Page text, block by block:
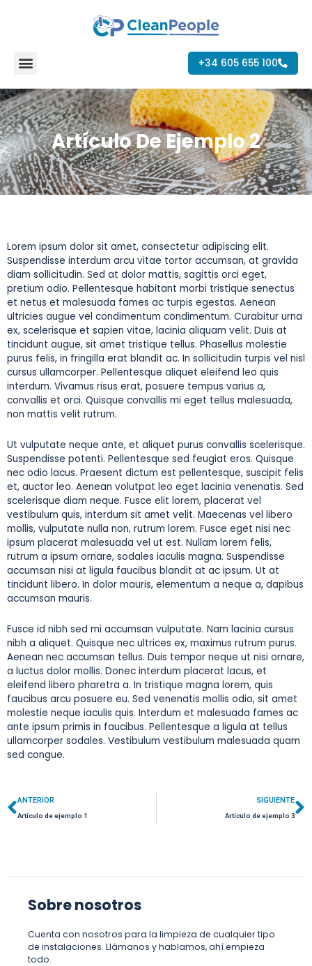
+34 605 655 100
Artículo De Ejemplo 2
Lorem ipsum dolor sit amet, consectetur adipiscing elit.
Suspendisse interdum arcu vitae tortor accumsan, at gravida
diam sollicitudin. Sed at dolor mattis, sagittis orci eget,
pretium odio. Pellentesque habitant morbi tristique senectus
et netus et malesuada fames ac turpis egestas. Aenean
ultricies augue vel condimentum condimentum. Curabitur urna
ex, scelerisque et sapien vitae, lacinia aliquam velit. Duis at
tincidunt augue, sit amet tristique tellus. Phasellus molestie
purus felis, in fringilla erat blandit ac. In sollicitudin turpis vel nisl
cursus ullamcorper. Pellentesque aliquet eleifend leo quis
interdum. Vivamus risus erat, posuere tempus varius a,
convallis et orci. Quisque convallis mi eget tellus malesuada,
non mattis velit rutrum.
Ut vulputate neque ante, et aliquet purus convallis scelerisque.
Suspendisse potenti. Pellentesque sed feugiat eros. Quisque
nec odio lacus. Praesent dictum est pellentesque, suscipit felis
et, auctor leo. Aenean volutpat leo eget lacinia venenatis. Sed
scelerisque diam neque. Fusce elit lorem, placerat vel
vestibulum quis, interdum sit amet velit. Maecenas vel libero
mollis, vulputate nulla non, rutrum lorem. Fusce eget nisi nec
ipsum placerat malesuada vel ut est. Nullam lorem felis,
rutrum a ipsum ornare, sodales iaculis magna. Suspendisse
accumsan nisi at ligula faucibus blandit at ac ipsum. Ut at
tincidunt libero. In dolor mauris, elementum a neque a, dapibus
accumsan mauris.
Fusce id nibh sed mi accumsan vulputate. Nam lacinia cursus
nibh a aliquet. Quisque nec ultrices ex, maximus rutrum purus.
Aenean nec accumsan tellus. Duis tempor neque ut nisi ornare,
a luctus dolor mollis. Donec interdum placerat lacus, et
eleifend libero pharetra a. In tristique magna lorem, quis
faucibus arcu posuere eu. Sed venenatis mollis odio, sit amet
molestie neque iaculis quis. Interdum et malesuada fames ac
ante ipsum primis in faucibus. Pellentesque a ligula at tellus
ullamcorper sodales. Vestibulum vestibulum malesuada quam
sed congue.
Ant
ANTERIOR
Artículo de ejemplo 1
SIGUIENTE
Artículo de ejemplo 3
Sobre nosotros
Cuenta con nosotros para la limpieza de cualquier tipo
de instalaciones. Llámanos y hablamos, ahí empieza
todo.